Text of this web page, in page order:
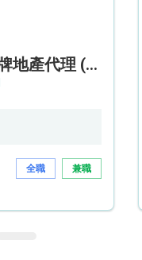
全職/兼職持牌營業員/持牌地產代理 (長沙灣/將軍澳/油塘)
全職 兼職